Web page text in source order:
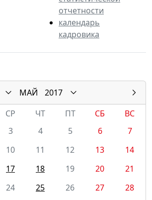
отчетности
календарь
кадровика
МАЙ
2017
СР ЧТ ПТ СБ
ВС
3 4 5 6
7
10 11 12 13
14
17 18 19 20
21
24 25 26 27
28